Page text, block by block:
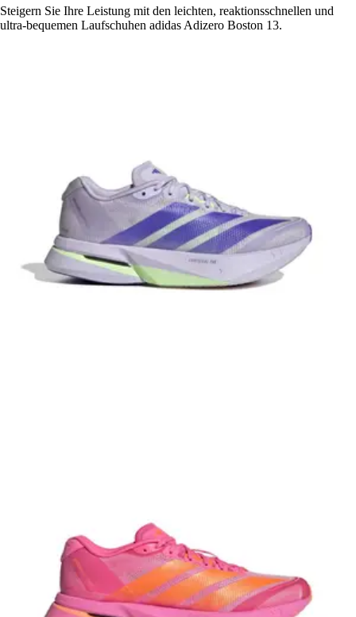
Steigern Sie Ihre Leistung mit den leichten, reaktionsschnellen und
ultra-bequemen Laufschuhen adidas Adizero Boston 13.